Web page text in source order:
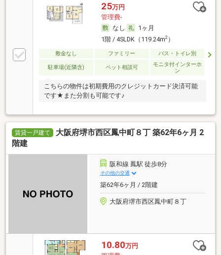
25万円
管理費-
なし
1ヶ月
1階 / 4SLDK（119.24m2）
敷金なし ファミリー バス・トイレ別
駐車場(近隣含) ペット相談可
モニタ付インターホ
ン
こちらの物件は初期費用のクレジットカード決済可能
です★また分割も可能です♪
賃貸一戸建て
大阪府堺市西区鳳中町８丁 築62年6ヶ月 2
階建
阪和線 鳳駅 徒歩8分
その他の交通
築62年6ヶ月 / 2階建
大阪府堺市西区鳳中町８丁
10.80万円